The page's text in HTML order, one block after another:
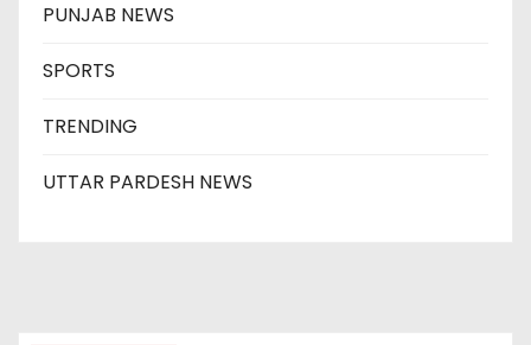
PUNJAB NEWS
SPORTS
TRENDING
UTTAR PARDESH NEWS